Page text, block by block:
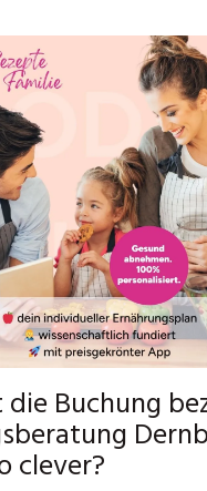
Buchung
clever?